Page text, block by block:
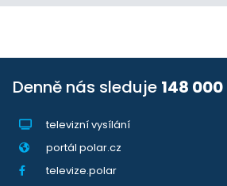
Denně nás sleduje 148 000
televizní vysílání
portál polar.cz
televize.polar